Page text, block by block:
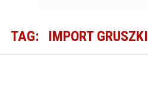
TAG: IMPORT GRUSZKI